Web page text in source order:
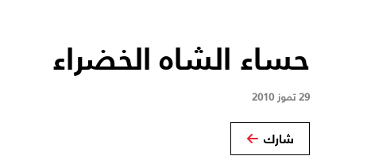
حساء الشاه الخضراء
29 تموز 2010
شارك